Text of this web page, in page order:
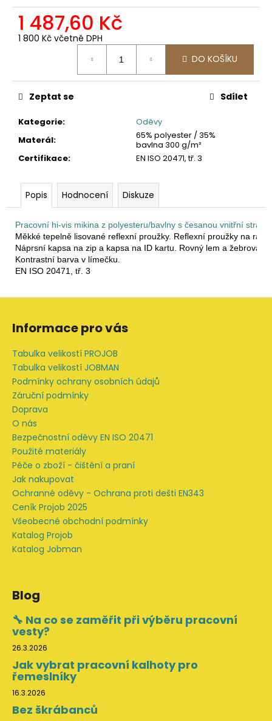
1 487,60 Kč
1 800 Kč včetně DPH
DO KOŠÍKU
Kategorie:
Oděvy
Materál:
65% polyester / 35%
bavlna 300 g/m²
Certifikace: EN ISO 20471, tř. 3
Zeptat se Sdílet
Popis Hodnocení Diskuze
Pracovní hi-vis mikina z polyesteru/bavlny s česanou vnitřní
Měkké tepelně lisované reflexní proužky. Reflexní proužky na
Náprsní kapsa na zip a kapsa na ID kartu. Rovný lem a
Kontrastní barva v límečku.
EN ISO 20471, tř. 3
2422
SOFTSHELLOVÁ
BUNDA
Z
Informace pro vás
Tabulka velikostí PROJOB
Tabulka velikostí JOBMAN
Podmínky ochrany osobních údajů
Záruční podmínky
Doprava
O nás
Bezpečnostní oděvy EN ISO 20471
Použité materiály
Péče o zboží - čištění a praní
Jak nakupovat
Ochranné oděvy - Ochrana proti dešti EN343
Ceník Projob 2025
Všeobecné obchodní podmínky
Katalog Projob
Katalog Jobman
Blog
🔧 Na co se zaměřit při výběru pracovní
vesty?
26.3.2026
Jak vybrat pracovní kalhoty pro
řemeslníky
16.3.2026
Bez škrábanců